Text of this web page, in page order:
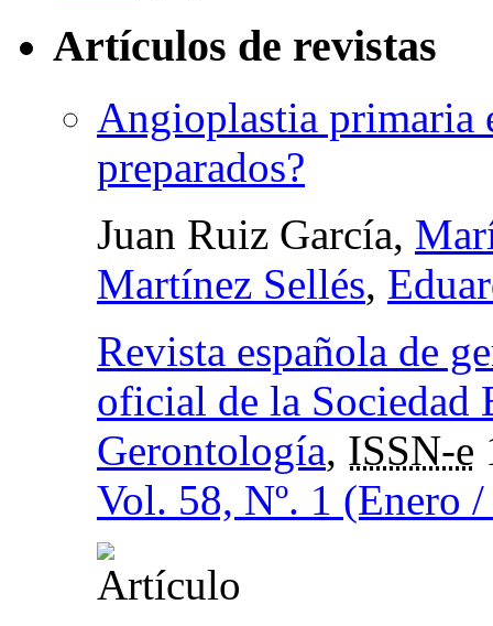
Artículos de revistas
Angioplastia primaria
preparados?
Juan Ruiz García,
Martínez Sellés,
Revista española de
oficial de la Sociedad
Gerontología, ISSN-e
Vol. 58, Nº. 1 (Enero